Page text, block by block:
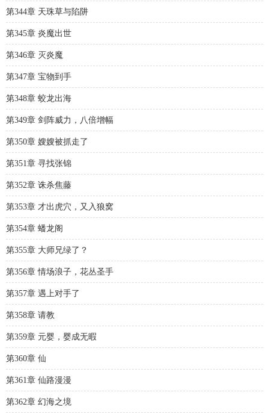
第344章 天珠草与陷阱
第345章 炎魔出世
第346章 灭炎魔
第347章 宝物到手
第348章 蛟龙出海
第349章 剑阵威力，八倍增幅
第350章 嫂嫂被抓走了
第351章 寻找张锦
第352章 诛杀焦藤
第353章 才出虎穴，又入狼窝
第354章 蟠龙阁
第355章 大师兄绿了？
第356章 情场浪子，花丛圣手
第357章 遇上对手了
第358章 请教
第359章 元婴，婴成无暇
第360章 仙
第361章 仙路漫漫
第362章 幻海之境